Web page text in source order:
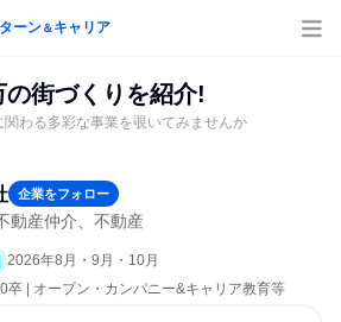
ーン＆キャリア
の街づくりを紹介!
わる多彩な事業を覗いてみませんか
企業をフォロー
動産仲介、不動産
2026年8月・9月・10月
卒 | オープン・カンパニー&キャリア教育等